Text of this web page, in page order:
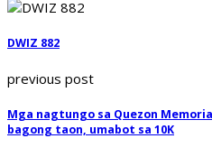
DWIZ 882
previous post
Mga nagtungo sa Quezon
bagong taon, umabot sa 10K